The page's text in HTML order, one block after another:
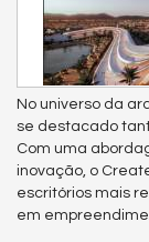
No universo da
se destacado
Com uma
inovação, o
escritórios mais
em